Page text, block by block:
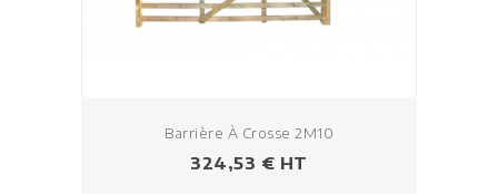
Barrière À Crosse 2M10
Prix
324,53 € HT